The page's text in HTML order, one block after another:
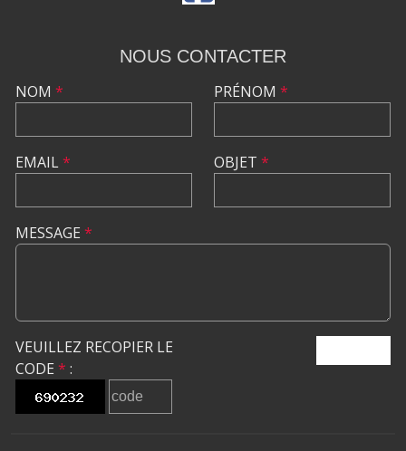
NOUS CONTACTER
NOM *
EMAIL*
PRÉNOM *
OBJET *
MESSAGE *
VEUILLEZ RECOPIER LE
CODE * :